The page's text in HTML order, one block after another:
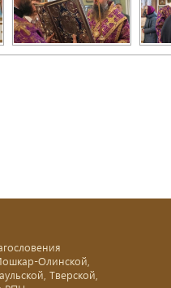
Олинской,
Тверской,